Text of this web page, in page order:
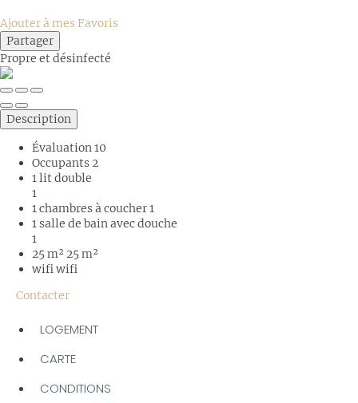
Ajouter à mes Favoris
Partager
Propre et désinfecté
Description
Évaluation10
Occupants 2
1 lit double
1
1 chambres à coucher1
1 salle de bain avec douche
1
25 m² 25 m²
wifiwifi
Contacter
LOGEMENT
CARTE
CONDITIONS